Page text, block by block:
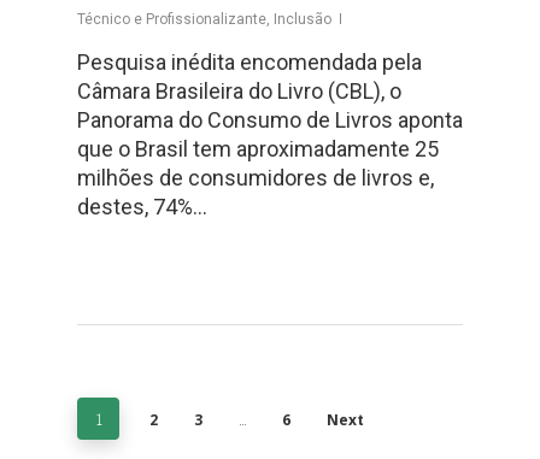
Técnico e Profissionalizante, Inclusão
Pesquisa inédita encomendada pela
Câmara Brasileira do Livro (CBL), o
Panorama do Consumo de Livros aponta
que o Brasil tem aproximadamente 25
milhões de consumidores de livros e,
destes, 74%…
1 2 3 6 Next